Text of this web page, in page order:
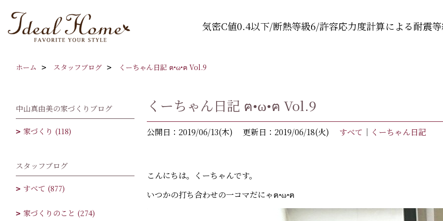
気密C値0.4以下/断熱等級6/許容応力度計算による耐震
ホーム スタッフブログ くーちゃん日記 ฅ•ω•ฅ Vol.9
くーちゃん日記 ฅ•ω•ฅ Vol.9
公開日：2019/06/13(木) 更新日：2019/06/18(火) すべて ｜ くーちゃん日記
こんにちは。くーちゃんです。
いつかの打ち合わせの一コマだにゃฅ•ω•ฅ
中山真由美の家づくりブログ
家づくり (118)
スタッフブログ
すべて (877)
家づくりのこと (274)